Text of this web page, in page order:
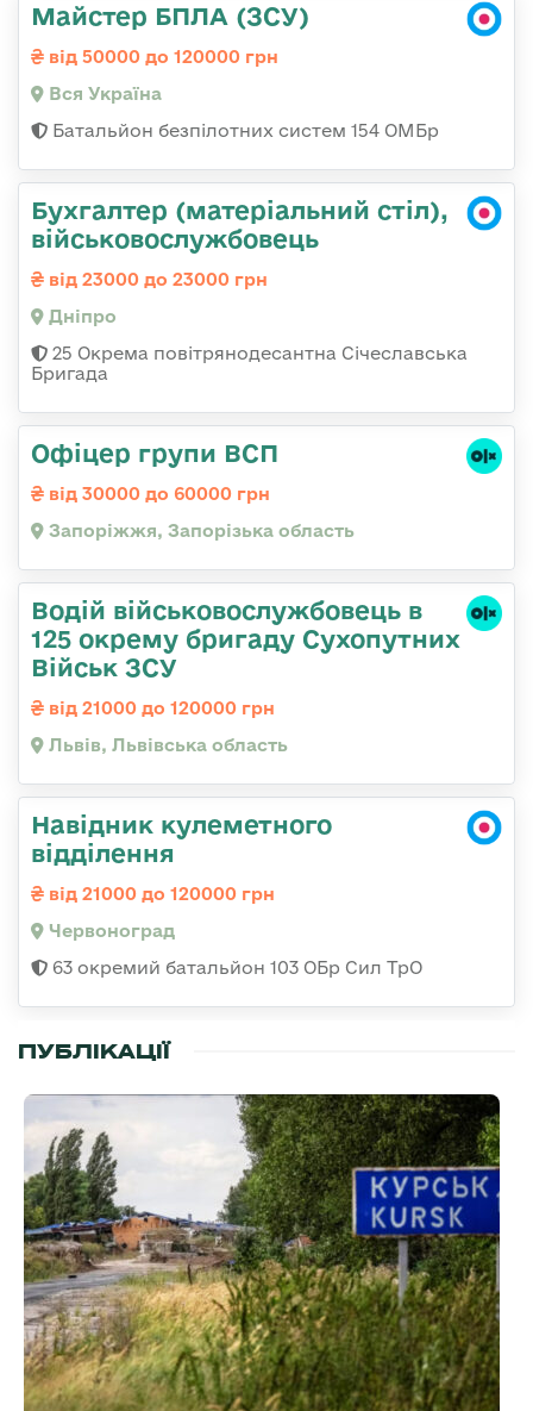
Майстер БПЛА (ЗСУ)
від 50000 до 120000 грн
Вся Україна
Батальйон безпілотних систем 154 ОМБр
Бухгалтер (матеріальний стіл),
військовослужбовець
від 23000 до 23000 грн
Дніпро
25 Окрема повітрянодесантна Січеславська
Бригада
Офіцер групи ВСП
від 30000 до 60000 грн
Запоріжжя, Запорізька область
Водій військовослужбовець в
125 окрему бригаду Сухопутних
Військ ЗСУ
від 21000 до 120000 грн
Львів, Львівська область
Навідник кулеметного
відділення
від 21000 до 120000 грн
Червоноград
63 окремий батальйон 103 ОБр Сил ТрО
ПУБЛІКАЦІЇ